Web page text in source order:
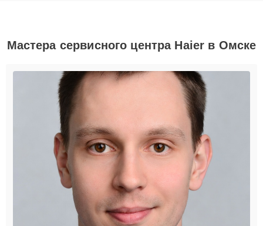
Мастера сервисного центра Haier в Омске